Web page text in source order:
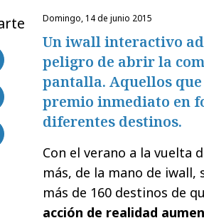
domingo, 14 de junio 2015
Un iwall interactivo
peligro de abrir la
pantalla. Aquellos que
premio inmediato en
diferentes destinos.
Con el verano a la vuelta
más, de la mano de
más de 160 destinos de
acción de realidad